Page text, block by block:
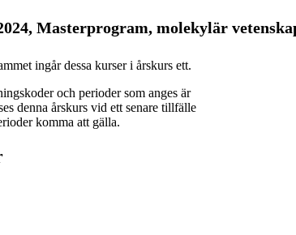
Masterprogram, molekylär
ingår dessa kurser i årskurs ett.
och perioder som anges är
denna årskurs vid ett senare tillfälle
komma att gälla.